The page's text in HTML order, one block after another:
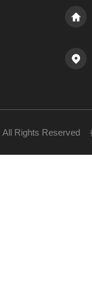
All Rights Reserved